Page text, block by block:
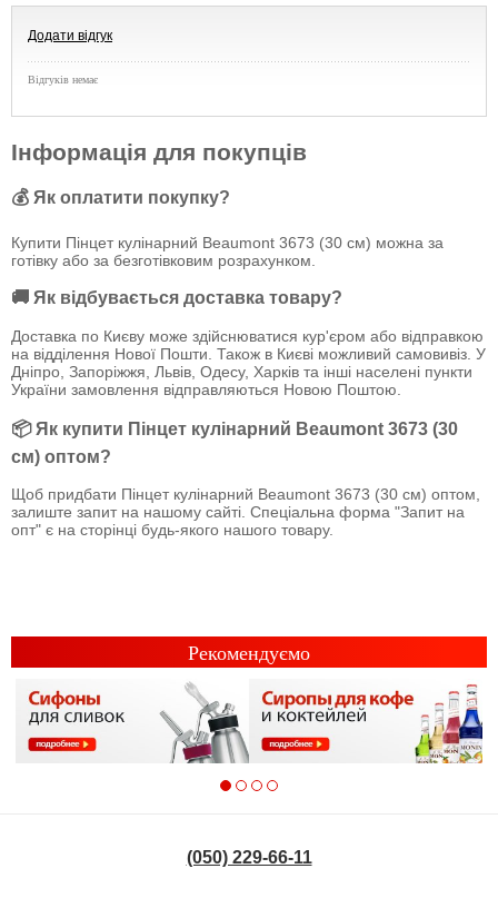
Додати відгук
Відгуків немає
Інформація для покупців
💰 Як оплатити покупку?
Купити Пінцет кулінарний Beaumont 3673 (30 см) можна за
готівку або за безготівковим розрахунком.
🚚 Як відбувається доставка товару?
Доставка по Києву може здійснюватися кур'єром або відправкою
на відділення Нової Пошти. Також в Києві можливий самовивіз. У
Дніпро, Запоріжжя, Львів, Одесу, Харків та інші населені пункти
України замовлення відправляються Новою Поштою.
📦 Як купити Пінцет кулінарний Beaumont 3673 (30
см) оптом?
Щоб придбати Пінцет кулінарний Beaumont 3673 (30 см) оптом,
залиште запит на нашому сайті. Спеціальна форма "Запит на
опт" є на сторінці будь-якого нашого товару.
Рекомендуємо
(050) 229-66-11